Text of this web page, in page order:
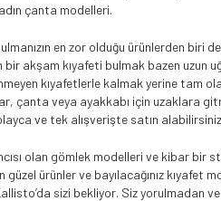
çanta modelleri.
en zor olduğu ürünlerden biri
akşam kıyafeti bulmak bazen uzun
kıyafetlerle kalmak yerine tam
çanta veya ayakkabı için uzaklara
ve tek alışverişte satın
olan gömlek modelleri ve kibar bir
ürünler ve bayılacağınız kıyafet
sizi bekliyor. Siz yorulmadan